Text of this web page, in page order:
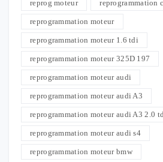
reprog moteur reprogrammation
reprogrammation moteur
reprogrammation moteur 1.6 tdi
reprogrammation moteur 325D 197
reprogrammation moteur audi
reprogrammation moteur audi A3
reprogrammation moteur audi A3 2.0
reprogrammation moteur audi s4
reprogrammation moteur bmw